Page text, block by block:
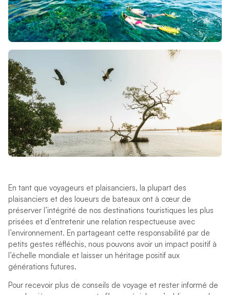
En tant que voyageurs et plaisanciers, la plupart des
plaisanciers et des loueurs de bateaux ont à cœur de
préserver l’intégrité de nos destinations touristiques les plus
prisées et d’entretenir une relation respectueuse avec
l’environnement. En partageant cette responsabilité par de
petits gestes réfléchis, nous pouvons avoir un impact positif à
l’échelle mondiale et laisser un héritage positif aux
générations futures.
Pour recevoir plus de conseils de voyage et rester informé de